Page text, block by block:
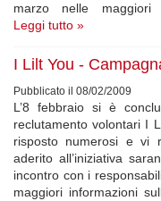
marzo nelle
Leggi tutto »
I Lilt You -
Pubblicato il 08/02/2009
L’8 febbraio si è
reclutamento volontari I
risposto numerosi e vi
aderito all’iniziativa
incontro con i
maggiori informazioni